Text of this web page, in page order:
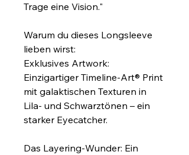
Trage eine Vision."
Warum du dieses Longsleeve
lieben wirst:
Exklusives Artwork:
Einzigartiger Timeline-Art® Print
mit galaktischen Texturen in
Lila- und Schwarztönen – ein
starker Eyecatcher.
Das Layering-Wunder: Ein